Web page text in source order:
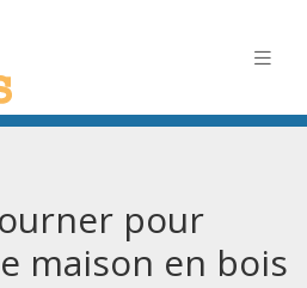
pour
maison en bois